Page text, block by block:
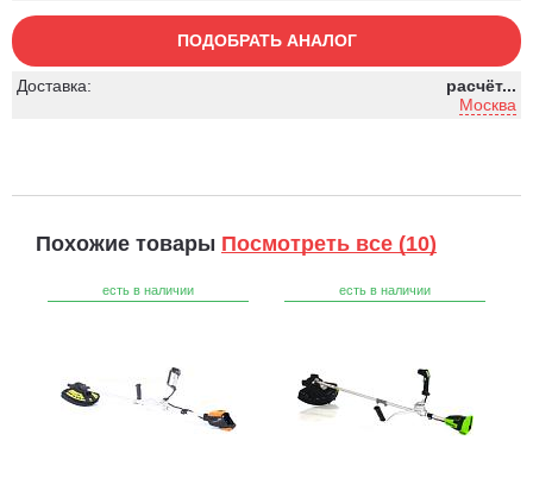
ПОДОБРАТЬ АНАЛОГ
Доставка:
расчёт...
Москва
Похожие товары Посмотреть все (10)
есть в наличии есть в наличии